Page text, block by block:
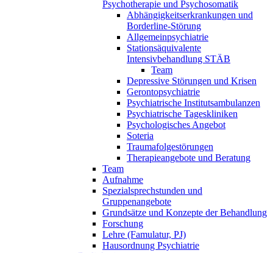
Psychotherapie und Psychosomatik
Abhängigkeitserkrankungen und
Borderline-Störung
Allgemeinpsychiatrie
Stationsäquivalente
Intensivbehandlung STÄB
Team
Depressive Störungen und Krisen
Gerontopsychiatrie
Psychiatrische Institutsambulanzen
Psychiatrische Tageskliniken
Psychologisches Angebot
Soteria
Traumafolgestörungen
Therapieangebote und Beratung
Team
Aufnahme
Spezialsprechstunden und
Gruppenangebote
Grundsätze und Konzepte der Behandlung
Forschung
Lehre (Famulatur, PJ)
Hausordnung Psychiatrie